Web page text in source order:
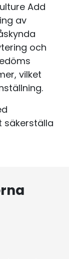
Add
av
och
vilket
säkerställa